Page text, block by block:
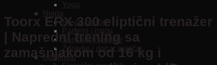
Yoga
Njega
Njega obuće
Parfemi i mirisi
Sunčane naočale
Zdravlje i dobar osjećaj
Mobilnost
Toorx ERX 300 eliptični trenažer
| Napredni trening sa
zamašnjakom od 16 kg i